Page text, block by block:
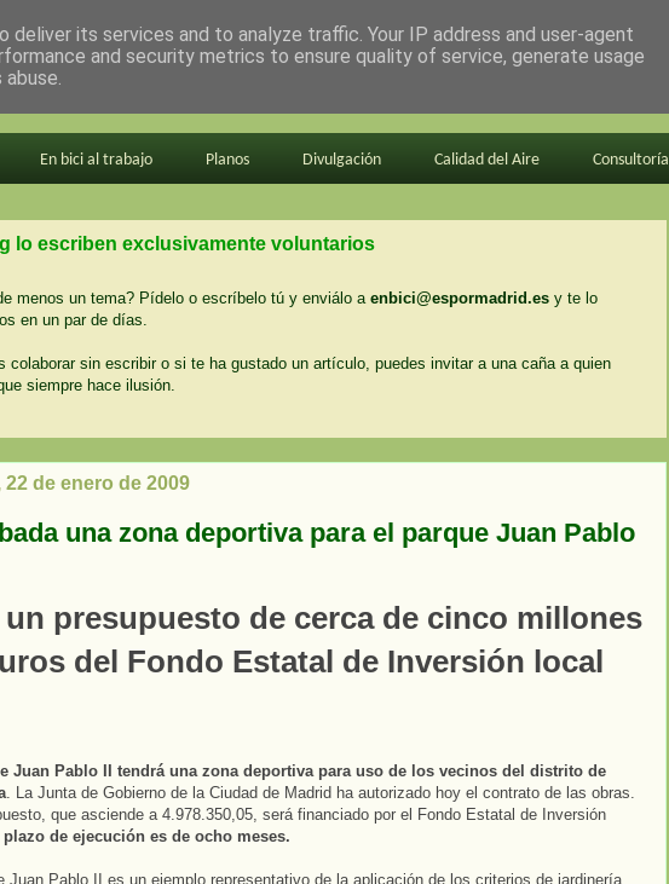
En bici al trabajo Planos Divulgación Calidad del Aire Consultoría
lo escriben exclusivamente voluntarios
menos un tema? Pídelo o escríbelo tú y enviálo a enbici@espormadrid.es y te lo
en un par de días.
colaborar sin escribir o si te ha gustado un artículo, puedes invitar a una caña a quien
siempre hace ilusión.
22 de enero de 2009
una zona deportiva para el parque Juan Pablo
presupuesto de cerca de cinco millones
del Fondo Estatal de Inversión local
Juan Pablo II tendrá una zona deportiva para uso de los vecinos del distrito de
. La Junta de Gobierno de la Ciudad de Madrid ha autorizado hoy el contrato de las obras.
que asciende a 4.978.350,05, será financiado por el Fondo Estatal de Inversión
de ejecución es de ocho meses.
Juan Pablo II es un ejemplo representativo de la aplicación de los criterios de jardinería
its services and to analyze traffic. Your IP address and user-agent
and security metrics to ensure quality of service, generate usage